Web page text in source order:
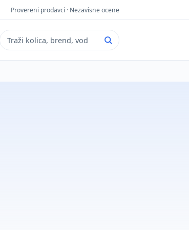
Provereni prodavci · Nezavisne ocene
Pretraga sajta